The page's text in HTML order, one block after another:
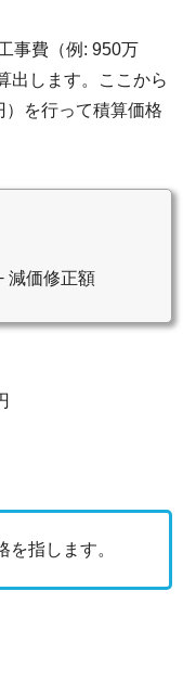
事費（例: 950万
出します。ここから
を行って積算価格
減価修正額
指します。